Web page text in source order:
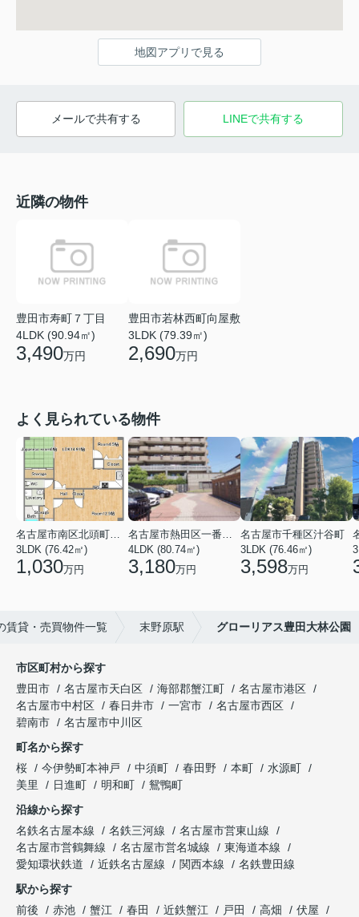
地図アプリで見る
メールで共有する LINEで共有する
近隣の物件
豊田市寿町７丁目
4LDK (90.94㎡)
3,490万円
豊田市若林西町向屋敷
3LDK (79.39㎡)
2,690万円
よく見られている物件
3LDK (76.42㎡)
1,030万円
4LDK (80.74㎡)
3,180万円
名古屋市千種区汁谷町
3LDK (76.46㎡)
3,598万円
賃貸・売買物件一覧 末野原駅 グローリアス豊田大林公園
市区町村から探す
豊田市
名古屋市天白区 海部郡蟹江町
名古屋市港区
名古屋市中村区
春日井市 一宮市
名古屋市西区
碧南市
名古屋市中川区
町名から探す
桜
今伊勢町本神戸 中須町 春田野 本町
水源町
美里
日進町 明和町
鴛鴨町
沿線から探す
名鉄名古屋本線
名鉄三河線
名古屋市営東山線
名古屋市営鶴舞線
名古屋市営名城線
東海道本線
愛知環状鉄道
近鉄名古屋線 関西本線
名鉄豊田線
駅から探す
前後
赤池 蟹江 春田 近鉄蟹江 戸田 高畑
伏屋